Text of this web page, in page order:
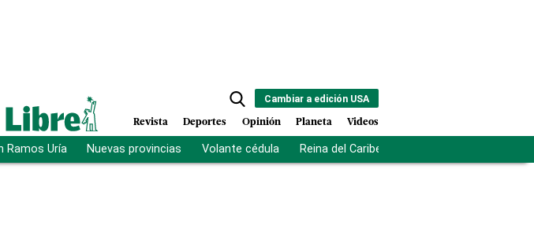
Cambiar a edición USA
Revista Deportes Opinión Planeta Videos
Ramos Uría Nuevas provincias Volante cédula Reina del Caribe